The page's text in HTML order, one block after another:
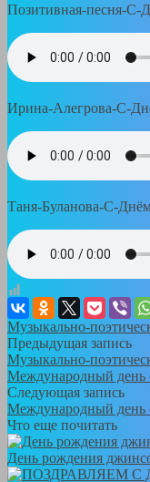
Позитивная-песня-С-
Ирина-Алегрова-С-
Таня-Буланова-С-
Музыкально-
Предыдущая запись
Музыкально-
Международный день
Следующая запись
Международный день
Что еще почитать
День рождения